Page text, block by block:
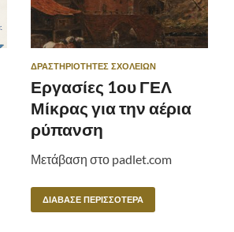
ΔΡΑΣΤΗΡΙΌΤΗΤΕΣ ΣΧΟΛΕΊΩΝ
Εργασίες 1ου ΓΕΛ
Μίκρας για την αέρια
ρύπανση
Μετάβαση στο padlet.com
ΔΙΆΒΑΣΕ ΠΕΡΙΣΣΌΤΕΡΑ